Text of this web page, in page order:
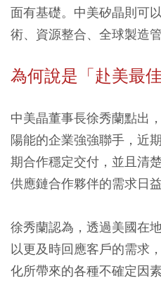
面有基礎。中美矽晶則可
術、資源整合、全球製造
為何說是「赴美最
中美晶董事長徐秀蘭點出
陽能的企業強強聯手，近
期合作穩定交付，並且清
供應鏈合作夥伴的需求日益
徐秀蘭認為，透過美國在
以更及時回應客戶的需求
化所帶來的各種不確定因